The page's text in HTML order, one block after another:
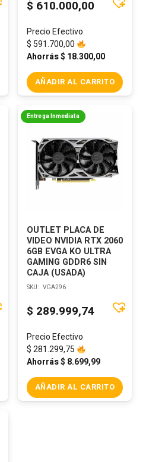
$ 610.000,00
Precio Efectivo
$ 591.700,00
Ahorrás$ 18.300,00
AÑADIR AL CARRITO
Entrega Inmediata
OUTLET PLACA DE
VIDEO NVIDIA RTX 2060
6GB EVGA KO ULTRA
GAMING GDDR6 SIN
CAJA (USADA)
SKU: VGA296
$ 289.999,74
Precio Efectivo
$281.299,75
Ahorrás$ 8.699,99
AÑADIR AL CARRITO